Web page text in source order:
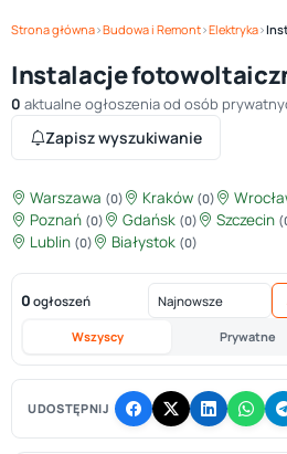
Strona główna›Budowa i Remont›Elektryka›
Instalacje
0 aktualne ogłoszenia od osób
Zapisz wyszukiwanie
Warszawa (0) Kraków (0)
Poznań (0) Gdańsk (0) Szczecin
Lublin (0) Białystok (0)
0 ogłoszeń
Wszyscy Prywatne
UDOSTĘPNIJ